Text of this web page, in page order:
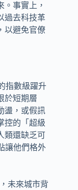
事實上，
過去科技革
以避免官僚
指數級躍升
於短期層
盪，或假訊
控的「超級
類還缺乏可
讓他們格外